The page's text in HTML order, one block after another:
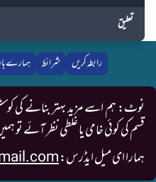
تعلیق
رابطہ کریں شرائط ہمارے
نوٹ: ہم اسے مزید بہتر بنانے کی
قسم کی کوئی خامی یا غلطی نظر آئے تو
ہمارا ای میل ایڈرس: